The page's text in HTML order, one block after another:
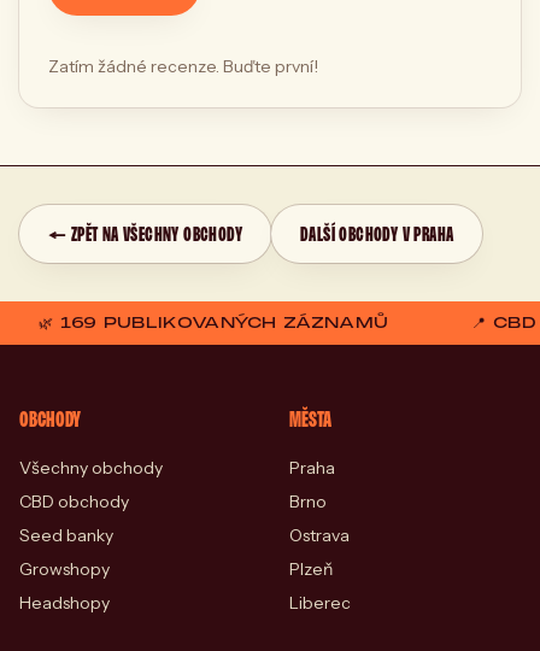
Zatím žádné recenze. Buďte první!
← ZPĚT NA VŠECHNY OBCHODY DALŠÍ OBCHODY V PRAHA
🌿 169 PUBLIKOVANÝCH ZÁZNAMŮ 📍
OBCHODY
Všechny obchody
CBD obchody
Seed banky
Growshopy
Headshopy
MĚSTA
Praha
Brno
Ostrava
Plzeň
Liberec